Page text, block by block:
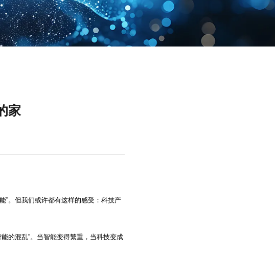
家
”。但我们或许都有这样的感受：科技产
的混乱”。当智能变得繁重，当科技变成